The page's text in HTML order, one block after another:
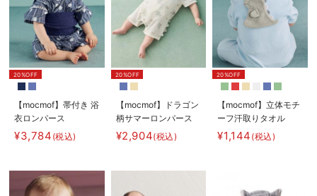
20%OFF
【mocmof】帯付き 浴
衣ロンパース
¥3,784 (税込)
20%OFF
【mocmof】ドラゴン
柄サマーロンパース
¥2,904(税込)
20%OFF
【mocmof】立体モチ
ーフ汗取りタオル
¥1,144 (税込)